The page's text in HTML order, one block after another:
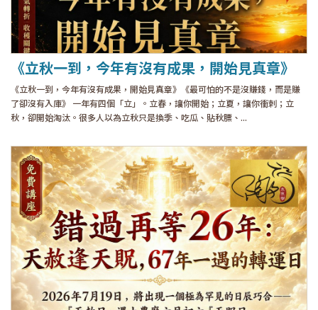
《立秋一到，今年有沒有成果，開始見真章》
《立秋一到，今年有沒有成果，開始見真章》《最可怕的不是沒賺錢，而是賺
了卻沒有入庫》 一年有四個「立」。立春，讓你開始；立夏，讓你衝刺；立
秋，卻開始淘汰。很多人以為立秋只是換季、吃瓜、貼秋膘、...